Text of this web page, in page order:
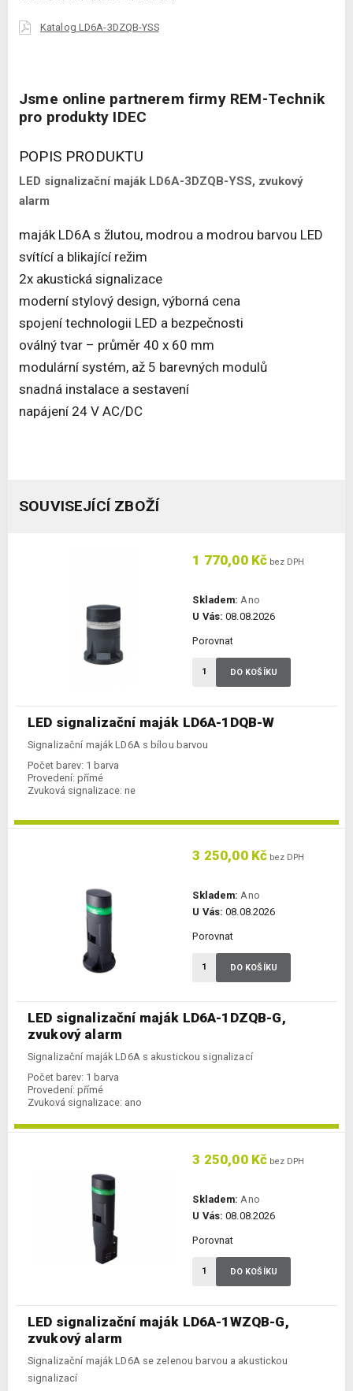
Katalog LD6A-3DZQB-YSS
Jsme online partnerem firmy REM-Technik
pro produkty IDEC
POPIS PRODUKTU
LED signalizační maják LD6A-3DZQB-YSS, zvukový
alarm
maják LD6A s žlutou, modrou a modrou barvou LED
svítící a blikající režim
2x akustická signalizace
moderní stylový design, výborná cena
spojení technologii LED a bezpečnosti
oválný tvar – průměr 40 x 60 mm
modulární systém, až 5 barevných modulů
snadná instalace a sestavení
napájení 24 V AC/DC
SOUVISEJÍCÍ ZBOŽÍ
LED signalizační maják LD6A-1DQB-W
Signalizační maják LD6A s bílou barvou
Počet barev: 1 barva
Provedení: přímé
Zvuková signalizace: ne
1 770,00 Kč bez DPH
Skladem: Ano
U Vás: 08.08.2026
Porovnat
DO KOŠÍKU
LED signalizační maják LD6A-1DZQB-G,
zvukový alarm
Signalizační maják LD6A s akustickou signalizací
Počet barev: 1 barva
Provedení: přímé
Zvuková signalizace: ano
3 250,00 Kč bez DPH
Skladem: Ano
U Vás: 08.08.2026
Porovnat
DO KOŠÍKU
LED signalizační maják LD6A-1WZQB-G,
zvukový alarm
Signalizační maják LD6A se zelenou barvou a akustickou
signalizací
3 250,00 Kč bez DPH
Skladem: Ano
U Vás: 08.08.2026
Porovnat
DO KOŠÍKU